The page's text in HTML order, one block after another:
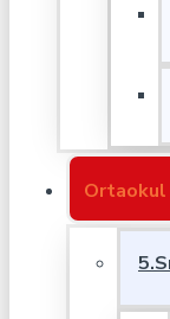
Ortaokul